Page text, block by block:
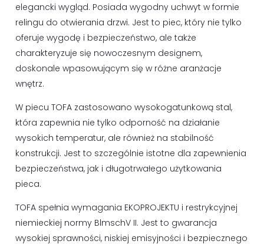
elegancki wygląd. Posiada wygodny uchwyt w formie
relingu do otwierania drzwi. Jest to piec, który nie tylko
oferuje wygodę i bezpieczeństwo, ale także
charakteryzuje się nowoczesnym designem,
doskonale wpasowującym się w różne aranżacje
wnętrz.
W piecu TOFA zastosowano wysokogatunkową stal,
która zapewnia nie tylko odporność na działanie
wysokich temperatur, ale również na stabilność
konstrukcji. Jest to szczególnie istotne dla zapewnienia
bezpieczeństwa, jak i długotrwałego użytkowania
pieca.
TOFA spełnia wymagania EKOPROJEKTU i restrykcyjnej
niemieckiej normy BlmschV II. Jest to gwarancja
wysokiej sprawności, niskiej emisyjności i bezpiecznego